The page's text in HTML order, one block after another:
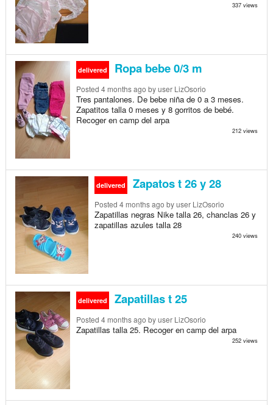
337 views
delivered Ropa bebe 0/3 m
Posted 4 months ago by user LizOsorio
Tres pantalones. De bebe niña de 0 a 3 meses.
Zapatitos talla 0 meses y 8 gorritos de bebé.
Recoger en camp del arpa
212 views
delivered Zapatos t 26 y 28
Posted 4 months ago by user LizOsorio
Zapatillas negras Nike talla 26, chanclas 26 y
zapatillas azules talla 28
240 views
delivered Zapatillas t 25
Posted 4 months ago by user LizOsorio
Zapatillas talla 25. Recoger en camp del arpa
252 views